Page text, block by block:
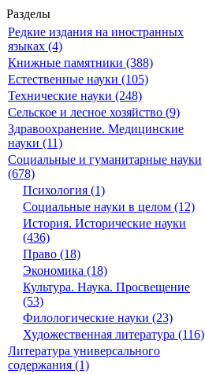
Разделы
Редкие издания на иностранных
языках (4)
Книжные памятники (388)
Естественные науки (105)
Технические науки (248)
Сельское и лесное хозяйство (9)
Здравоохранение. Медицинские
науки (11)
Социальные и гуманитарные науки
(678)
Психология (1)
Социальные науки в целом (12)
История. Исторические науки
(436)
Право (18)
Экономика (18)
Культура. Наука. Просвещение
(53)
Филологические науки (23)
Художественная литература (116)
Литература универсального
содержания (1)